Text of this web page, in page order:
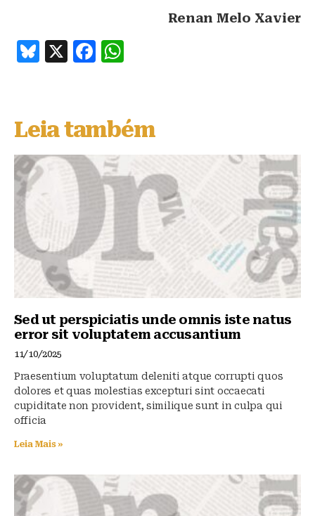
Renan Melo Xavier
B
s
k
y
X
F
e
b
o
o
k
s
A
p
Leia também
Sed ut perspiciatis unde omnis iste natus
error sit voluptatem accusantium
11/10/2025
Praesentium voluptatum deleniti atque corrupti quos
dolores et quas molestias excepturi sint occaecati
cupiditate non provident, similique sunt in culpa qui
officia
Leia Mais »